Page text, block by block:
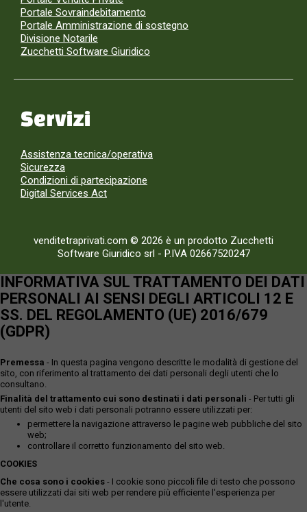
Portale Sovraindebitamento
Portale Amministrazione di sostegno
Divisione Notarile
Zucchetti Software Giuridico
Servizi
Assistenza tecnica/operativa
Sicurezza
Condizioni di partecipazione
Digital Services Act
venditetraprivati.com © 2026 è un prodotto Zucchetti
Software Giuridico srl - P.IVA 02667520247
INFORMATIVA SUL TRATTAMENTO DEI DATI
PERSONALI AI SENSI DEGLI ARTICOLI 12 E
SS. DEL REGOLAMENTO (UE) 2016/679
(GDPR)
Premessa - In questa pagina vengono descritte le modalità di gestione del
sito, con riferimento al trattamento dei dati personali degli utenti che lo
consultano.
Finalità del trattamento cui sono destinati i dati personali - Per tutti gli
utenti del sito web i dati personali potranno essere utilizzati per:
permettere la navigazione attraverso le pagine web pubbliche del sito
web;
controllare il corretto funzionamento del sito web.
COOKIES
Che cosa sono i cookies - I cookie sono piccoli file di testo che possono
essere utilizzati dai siti web per rendere più efficiente l'esperienza per
l'utente.